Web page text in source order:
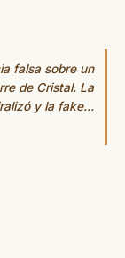
falsa sobre un
de Cristal. La
y la fake...